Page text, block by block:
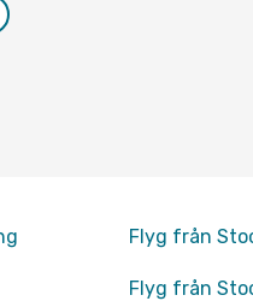
Flyg från
Flyg från